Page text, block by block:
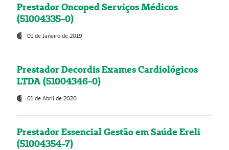
Prestador Oncoped Serviços Médicos
(51004335-0)
01 de Janeiro de 2019
Prestador Decordis Exames Cardiológicos
LTDA (51004346-0)
01 de Abril de 2020
Prestador Essencial Gestão em Saúde Ereli
(51004354-7)